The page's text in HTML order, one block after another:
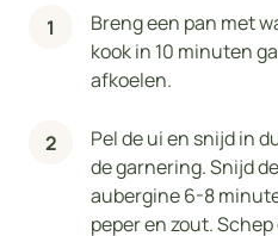
Breng een pan met
kook in 10 minuten
afkoelen.
Pel de ui en snijd in
de garnering. Snijd
aubergine 6-8
peper en zout.